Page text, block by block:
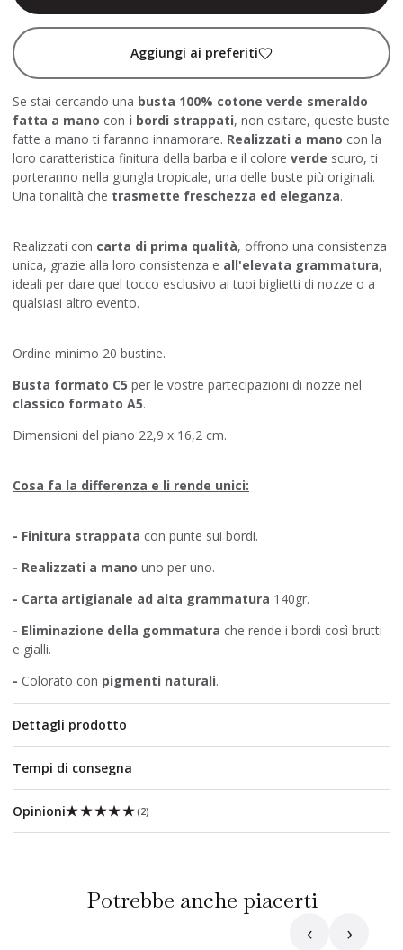
Aggiungi ai preferiti
Se stai cercando una busta 100% cotone verde smeraldo
fatta a mano con i bordi strappati, non esitare, queste buste
fatte a mano ti faranno innamorare. Realizzati a mano con la
loro caratteristica finitura della barba e il colore verde scuro, ti
porteranno nella giungla tropicale, una delle buste più originali.
Una tonalità che trasmette freschezza ed eleganza.
Realizzati con carta di prima qualità, offrono una consistenza
unica, grazie alla loro consistenza e all'elevata grammatura,
ideali per dare quel tocco esclusivo ai tuoi biglietti di nozze o a
qualsiasi altro evento.
Ordine minimo 20 bustine.
Busta formato C5 per le vostre partecipazioni di nozze nel
classico formato A5.
Dimensioni del piano 22,9 x 16,2 cm.
Cosa fa la differenza e li rende unici:
- Finitura strappata con punte sui bordi.
- Realizzati a mano uno per uno.
- Carta artigianale ad alta grammatura 140gr.
- Eliminazione della gommatura che rende i bordi così brutti
e gialli.
- Colorato con pigmenti naturali.
Dettagli prodotto
Tempi di consegna
Opinioni★★★★★
★★★★★(2)
Potrebbe anche piacerti
‹ ›